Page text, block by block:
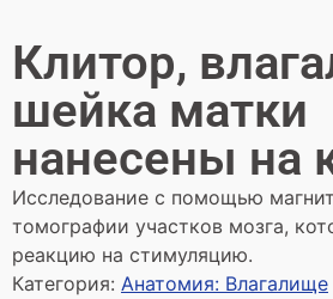
Клитор,
шейка матки
нанесены на
Исследование с помощью
томографии участков мозга,
реакцию на стимуляцию.
Категория: Анатомия: Влагалище